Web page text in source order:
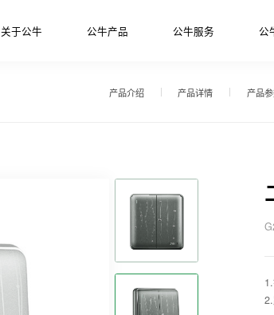
关于公牛 公牛产品 公牛服务 公
产品介绍 产品详情 产品